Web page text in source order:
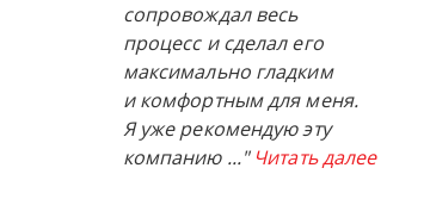
сопровождал весь
процесс и сделал его
максимально гладким
и комфортным для меня.
Я уже рекомендую эту
компанию ..." Читать далее